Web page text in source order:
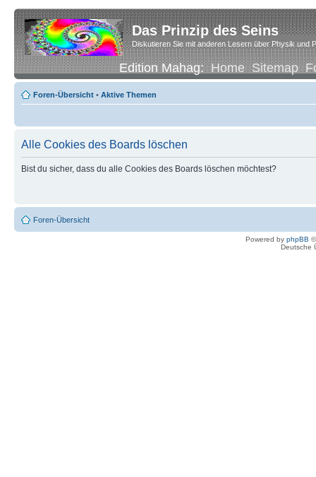
Das Prinzip des Seins
Diskutieren Sie mit anderen Lesern über Physik und
Edition Mahag:Home Sitemap
Foren-Übersicht • Aktive Themen
Alle Cookies des Boards löschen
Bist du sicher, dass du alle Cookies des Boards löschen möchtest?
Foren-Übersicht
Powered by phpBB
Deutsche